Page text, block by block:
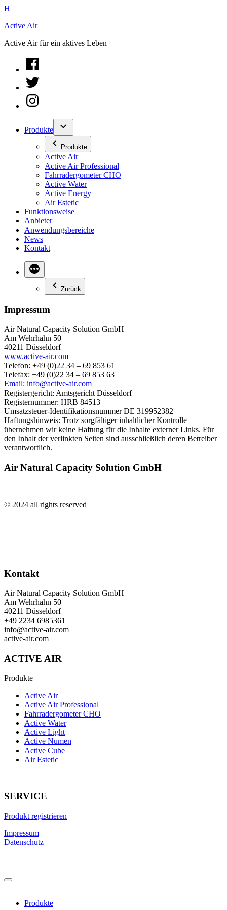
Zum
springen
H
Active Air
Active Air für ein aktives Leben
facebook
twitter
instagram
Produkte
Produkte
Active Air
Active Air Professional
Fahrradergometer CHO
Active Water
Active Energy
Air Estetic
Funktionsweise
Anbieter
Anwendungsbereiche
News
Kontakt
Zurück
Impressum
Air Natural Capacity Solution GmbH
Am Wehrhahn 50
40211 Düsseldorf
www.active-air.com
Telefon: +49 (0)22 34 – 69 853 61
Telefax: +49 (0)22 34 – 69 853 63
Email: info@active-air.com
Registergericht: Amtsgericht Düsseldorf
Registernummer: HRB 84513
Umsatzsteuer-Identifikationsnummer DE 319952382
Haftungshinweis: Trotz sorgfältiger inhaltlicher Kontrolle
übernehmen wir keine Haftung für die Inhalte externer Links. Für
den Inhalt der verlinkten Seiten sind ausschließlich deren Betreiber
verantwortlich.
Air Natural Capacity Solution GmbH
© 2024 all rights reserved
Kontakt
Air Natural Capacity Solution GmbH
Am Wehrhahn 50
40211 Düsseldorf
+49 2234 6985361
info@active-air.com
active-air.com
ACTIVE AIR
Produkte
Active Air
Active Air Professional
Fahrradergometer CHO
Active Water
Active Light
Active Numen
Active Cube
Air Estetic
SERVICE
Produkt registrieren
Impressum
Datenschutz
Produkte